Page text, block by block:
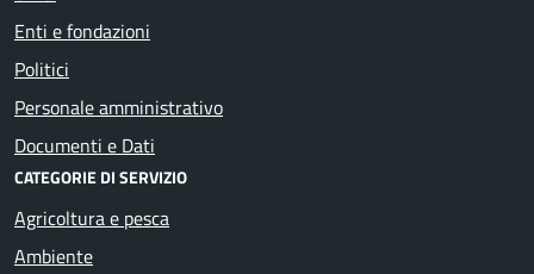
Enti e fondazioni
Politici
Personale amministrativo
Documenti e Dati
CATEGORIE DI SERVIZIO
Agricoltura e pesca
Ambiente